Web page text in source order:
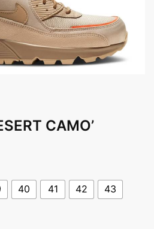
CAMO’
40 41 42
43